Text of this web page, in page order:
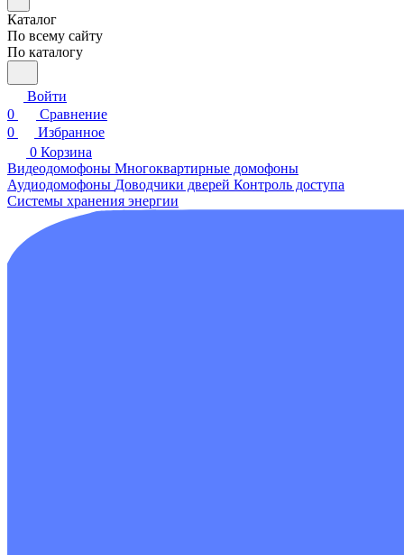
Каталог
По всему сайту
По каталогу
Войти
0
Сравнение
0
Избранное
0 Корзина
Видеодомофоны Многоквартирные домофоны
Аудиодомофоны Доводчики дверей Контроль доступа
Системы хранения энергии